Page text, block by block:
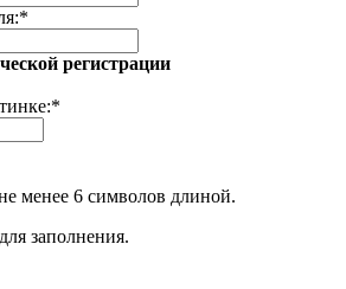
*
регистрации
*
менее 6 символов длиной.
заполнения.